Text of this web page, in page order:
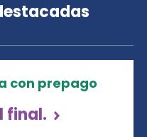
con prepago
final.